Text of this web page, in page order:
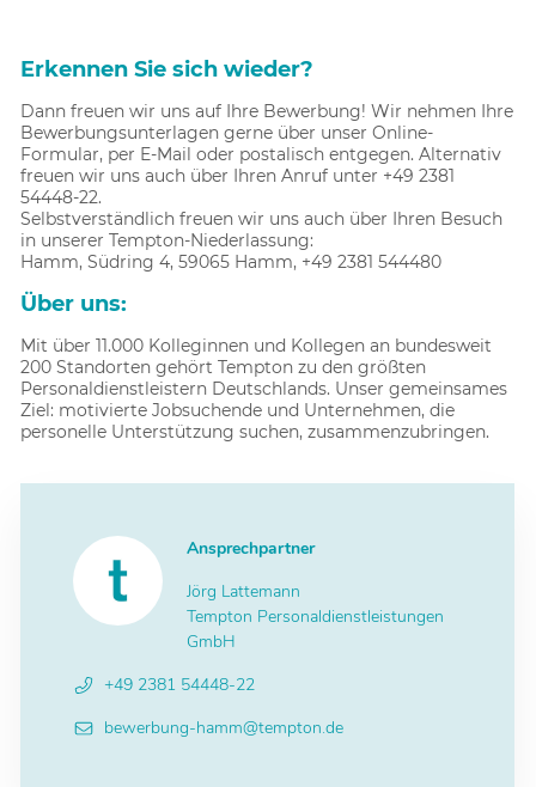
Ansprechpartner
Jörg Lattemann
Tempton Personaldienstleistungen
GmbH
+49 2381 54448-22
bewerbung-hamm@tempton.de
Erkennen Sie sich wieder?
Dann freuen wir uns auf Ihre Bewerbung! Wir nehmen Ihre
Bewerbungsunterlagen gerne über unser Online-
Formular, per E-Mail oder postalisch entgegen. Alternativ
freuen wir uns auch über Ihren Anruf unter +49 2381
54448-22.
Selbstverständlich freuen wir uns auch über Ihren Besuch
in unserer Tempton-Niederlassung:
Hamm, Südring 4, 59065 Hamm, +49 2381 544480
Über uns:
Mit über 11.000 Kolleginnen und Kollegen an bundesweit
200 Standorten gehört Tempton zu den größten
Personaldienstleistern Deutschlands. Unser gemeinsames
Ziel: motivierte Jobsuchende und Unternehmen, die
personelle Unterstützung suchen, zusammenzubringen.